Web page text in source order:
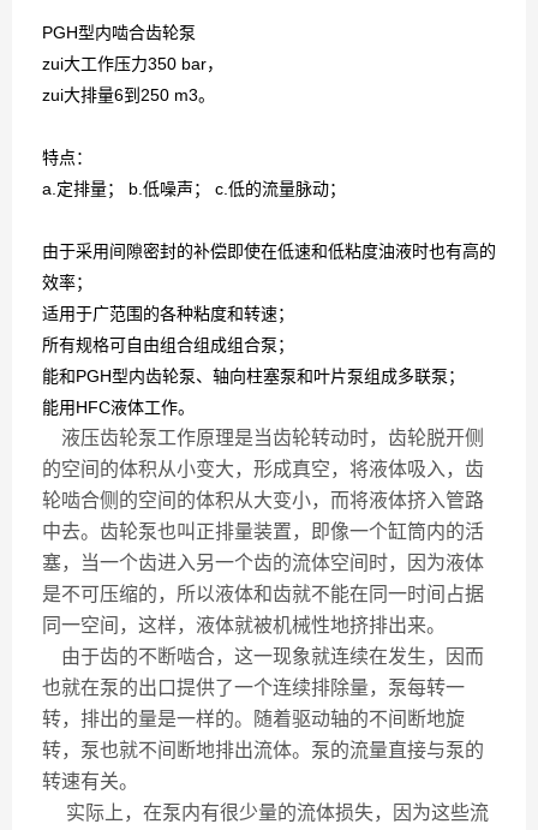
PGH型内啮合齿轮泵
zui大工作压力350 bar，
zui大排量6到250 m3。
特点：
a.定排量； b.低噪声； c.低的流量脉动；
由于采用间隙密封的补偿即使在低速和低粘度油液时也有高的
效率；
适用于广范围的各种粘度和转速；
所有规格可自由组合组成组合泵；
能和PGH型内齿轮泵、轴向柱塞泵和叶片泵组成多联泵；
能用HFC液体工作。
液压齿轮泵工作原理是当齿轮转动时，齿轮脱开侧
的空间的体积从小变大，形成真空，将液体吸入，齿
轮啮合侧的空间的体积从大变小，而将液体挤入管路
中去。齿轮泵也叫正排量装置，即像一个缸筒内的活
塞，当一个齿进入另一个齿的流体空间时，因为液体
是不可压缩的，所以液体和齿就不能在同一时间占据
同一空间，这样，液体就被机械性地挤排出来。
由于齿的不断啮合，这一现象就连续在发生，因而
也就在泵的出口提供了一个连续排除量，泵每转一
转，排出的量是一样的。随着驱动轴的不间断地旋
转，泵也就不间断地排出流体。泵的流量直接与泵的
转速有关。
实际上，在泵内有很少量的流体损失，因为这些流